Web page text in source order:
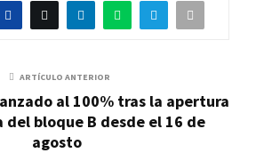
ARTÍCULO ANTERIOR
al 100% tras la apertura
bloque B desde el 16 de
agosto